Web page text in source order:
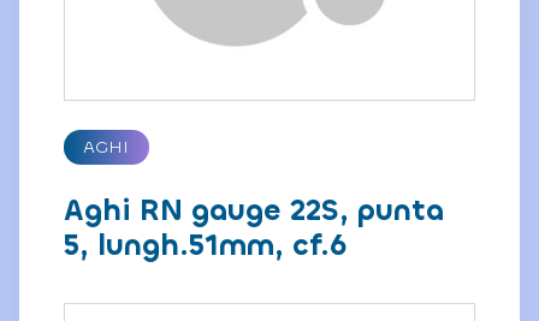
AGHI
Aghi RN gauge 22S, punta
5, lungh.51mm, cf.6